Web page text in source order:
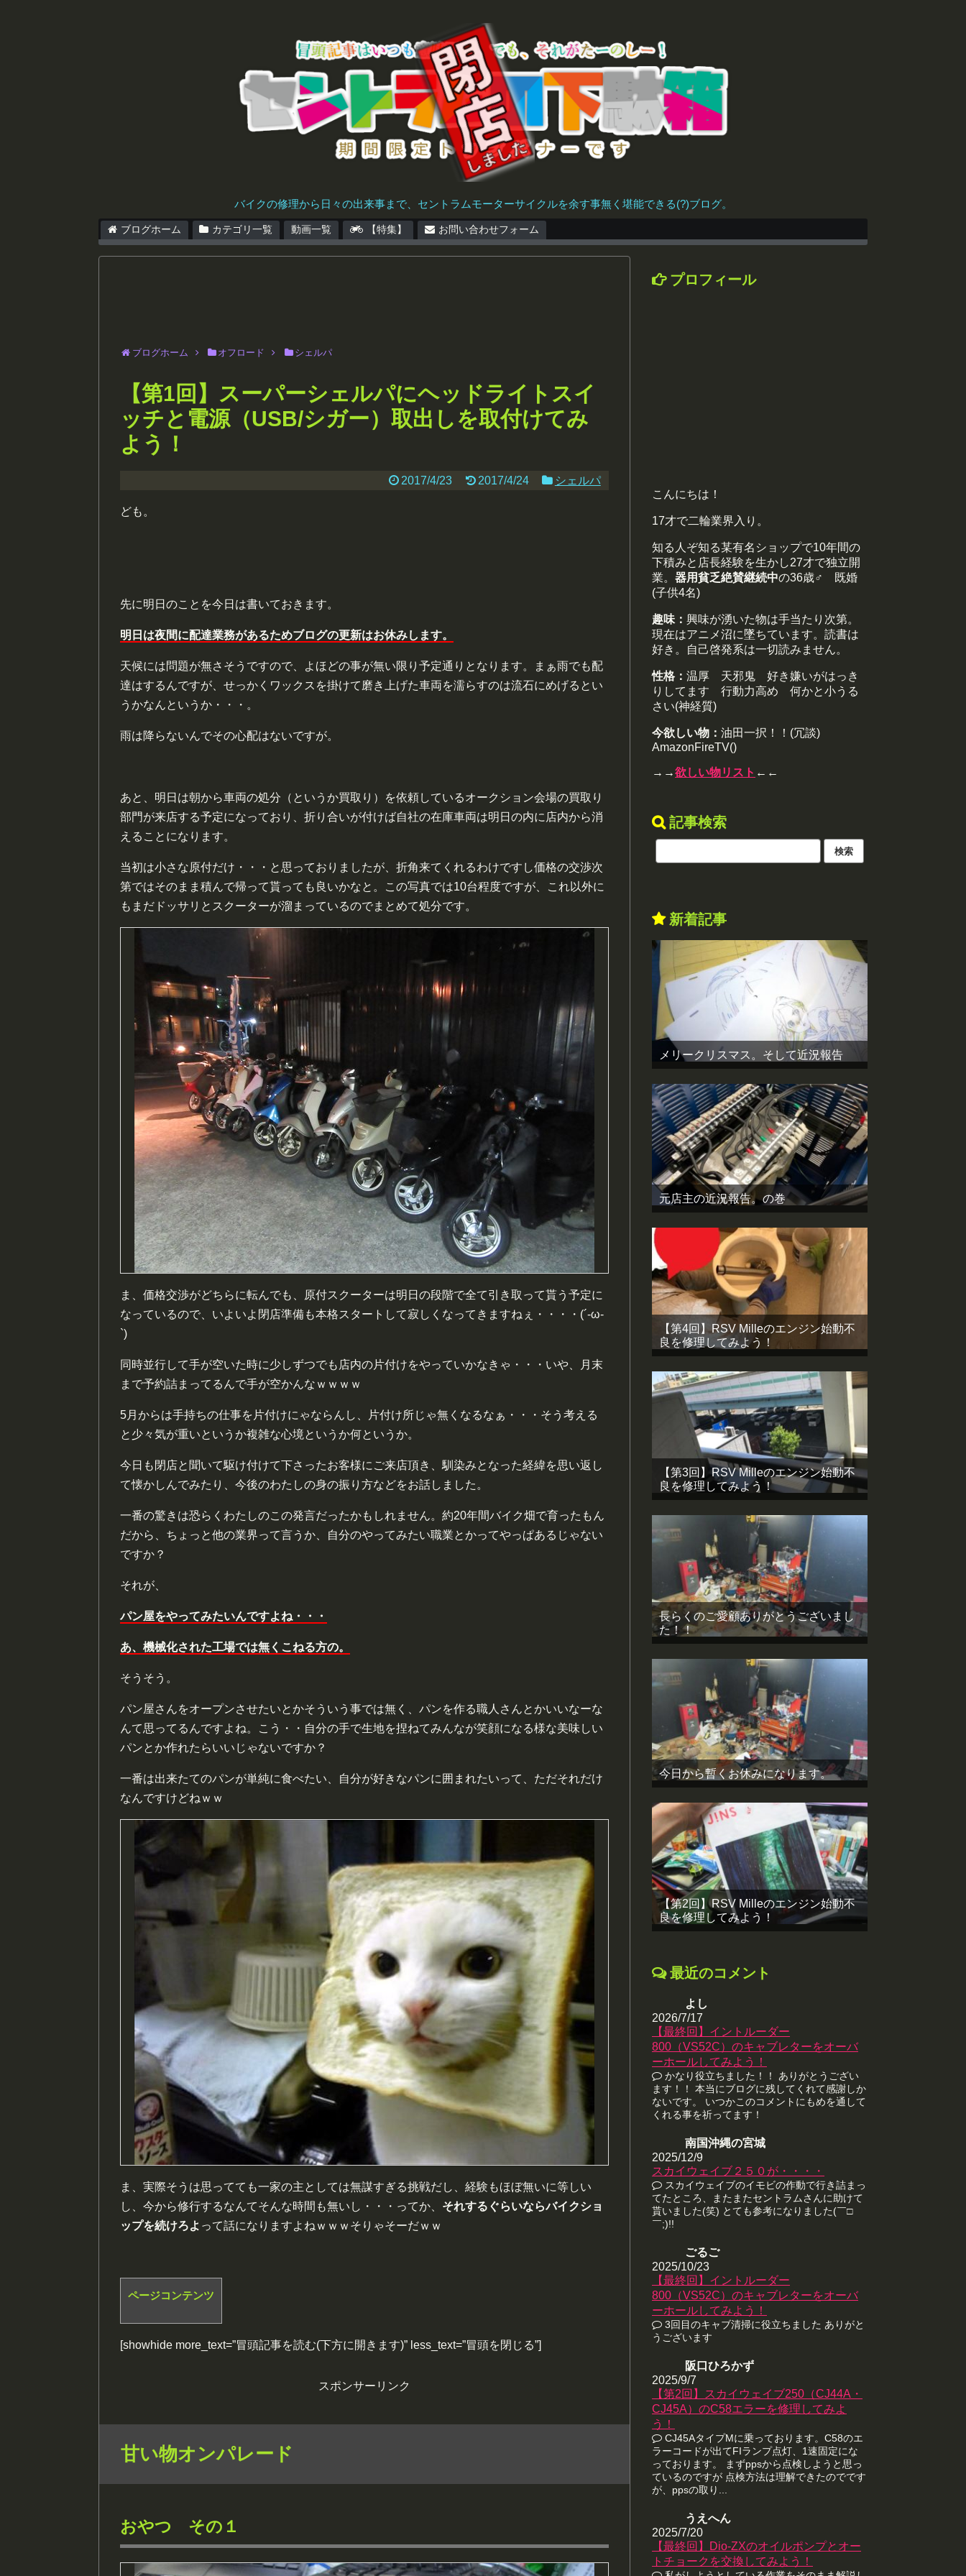
バイクの修理から日々の出来事まで、セントラムモーターサイクルを余す事無く堪能できる(?)ブログ。
ブログホーム カテゴリ一覧 動画一覧 【特集】 お問い合わせフォーム
ブログホーム オフロード シェルパ
【第1回】スーパーシェルパにヘッドライトスイ
ッチと電源（USB/シガー）取出しを取付けてみ
よう！
2017/4/23 2017/4/24 シェルパ
ども。
先に明日のことを今日は書いておきます。
明日は夜間に配達業務があるためブログの更新はお休みします。
天候には問題が無さそうですので、よほどの事が無い限り予定通りとなります。まぁ雨でも配
達はするんですが、せっかくワックスを掛けて磨き上げた車両を濡らすのは流石にめげるとい
うかなんというか・・・。
雨は降らないんでその心配はないですが。
あと、明日は朝から車両の処分（というか買取り）を依頼しているオークション会場の買取り
部門が来店する予定になっており、折り合いが付けば自社の在庫車両は明日の内に店内から消
えることになります。
当初は小さな原付だけ・・・と思っておりましたが、折角来てくれるわけですし価格の交渉次
第ではそのまま積んで帰って貰っても良いかなと。この写真では10台程度ですが、これ以外に
もまだドッサリとスクーターが溜まっているのでまとめて処分です。
ま、価格交渉がどちらに転んでも、原付スクーターは明日の段階で全て引き取って貰う予定に
なっているので、いよいよ閉店準備も本格スタートして寂しくなってきますねぇ・・・・(´-ω-
`)
同時並行して手が空いた時に少しずつでも店内の片付けをやっていかなきゃ・・・いや、月末
まで予約詰まってるんで手が空かんなｗｗｗｗ
5月からは手持ちの仕事を片付けにゃならんし、片付け所じゃ無くなるなぁ・・・そう考える
と少々気が重いというか複雑な心境というか何というか。
今日も閉店と聞いて駆け付けて下さったお客様にご来店頂き、馴染みとなった経緯を思い返し
て懐かしんでみたり、今後のわたしの身の振り方などをお話しました。
一番の驚きは恐らくわたしのこの発言だったかもしれません。約20年間バイク畑で育ったもん
だから、ちょっと他の業界って言うか、自分のやってみたい職業とかってやっぱあるじゃない
ですか？
それが、
パン屋をやってみたいんですよね・・・
あ、機械化された工場では無くこねる方の。
そうそう。
パン屋さんをオープンさせたいとかそういう事では無く、パンを作る職人さんとかいいなーな
んて思ってるんですよね。こう・・自分の手で生地を捏ねてみんなが笑顔になる様な美味しい
パンとか作れたらいいじゃないですか？
一番は出来たてのパンが単純に食べたい、自分が好きなパンに囲まれたいって、ただそれだけ
なんですけどねｗｗ
ま、実際そうは思ってても一家の主としては無謀すぎる挑戦だし、経験もほぼ無いに等しい
し、今から修行するなんてそんな時間も無いし・・・ってか、 それするぐらいならバイクショ
ップを続けろよ って話になりますよねｗｗｗそりゃそーだｗｗ
ページコンテンツ
[showhide more_text=”冒頭記事を読む(下方に開きます)” less_text=”冒頭を閉じる”]
スポンサーリンク
甘い物オンパレード
おやつ その１
プロフィール
こんにちは！
17才で二輪業界入り。
知る人ぞ知る某有名ショップで10年間の
下積みと店長経験を生かし27才で独立開
業。 器用貧乏絶賛継続中の36歳♂ 既婚
(子供4名)
趣味： 興味が湧いた物は手当たり次第。
現在はアニメ沼に墜ちています。読書は
好き。自己啓発系は一切読みません。
性格： 温厚 天邪鬼 好き嫌いがはっき
りしてます 行動力高め 何かと小うる
さい(神経質)
今欲しい物： 油田一択！！(冗談)
AmazonFireTV()
→→欲しい物リスト ←←
記事検索
新着記事
メリークリスマス。そして近況報告
元店主の近況報告。の巻
【第4回】RSV Milleのエンジン始動不
良を修理してみよう！
【第3回】RSV Milleのエンジン始動不
良を修理してみよう！
長らくのご愛顧ありがとうございまし
た！！
今日から暫くお休みになります。
【第2回】RSV Milleのエンジン始動不
良を修理してみよう！
最近のコメント
よし
2026/7/17
【最終回】イントルーダー
800（VS52C）のキャブレターをオーバ
ーホールしてみよう！
かなり役立ちました！！ ありがとうござい
ます！！ 本当にブログに残してくれて感謝しか
ないです。 いつかこのコメントにもめを通して
くれる事を祈ってます！
南国沖縄の宮城
2025/12/9
スカイウェイブ２５０が・・・・
スカイウェイブのイモビの作動で行き詰まっ
てたところ、またまたセントラムさんに助けて
貰いました(笑) とても参考になりました(￣□
￣;)!!
ごるご
2025/10/23
【最終回】イントルーダー
800（VS52C）のキャブレターをオーバ
ーホールしてみよう！
3回目のキャブ清掃に役立ちました ありがと
うございます
阪口ひろかず
2025/9/7
【第2回】スカイウェイブ250（CJ44A・
CJ45A）のC58エラーを修理してみよ
う！
CJ45AタイプMに乗っております。C58のエ
ラーコードが出てFIランプ点灯、1速固定にな
っております。 まずppsから点検しようと思っ
ているのですが 点検方法は理解できたのでです
が、ppsの取り...
うえへん
2025/7/20
【最終回】Dio-ZXのオイルポンプとオー
トチョークを交換してみよう！